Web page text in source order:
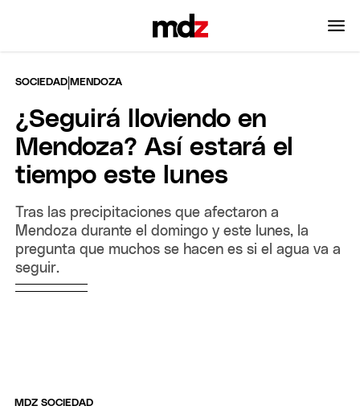
SOCIEDAD |MENDOZA
¿Seguirá lloviendo en
Mendoza? Así estará el
tiempo este lunes
Tras las precipitaciones que afectaron a
Mendoza durante el domingo y este lunes, la
pregunta que muchos se hacen es si el agua va a
seguir.
MDZ SOCIEDAD